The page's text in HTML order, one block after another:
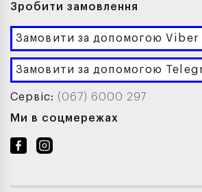
Зробити замовлення
Замовити за допомогою Viber
Замовити за допомогою
Сервіс: (067) 6000 297
Ми в соцмережах